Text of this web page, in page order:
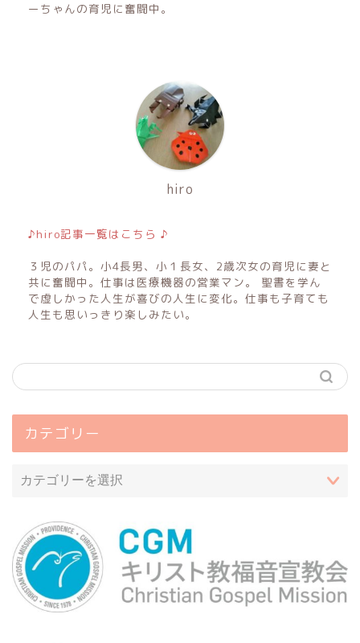
ーちゃんの育児に奮闘中。
hiro
♪hiro記事一覧はこちら ♪
３児のパパ。小4長男、小１長女、2歳次女の育児に妻と
共に奮闘中。仕事は医療機器の営業マン。 聖書を学ん
で虚しかった人生が喜びの人生に変化。仕事も子育ても
人生も思いっきり楽しみたい。
カテゴリー